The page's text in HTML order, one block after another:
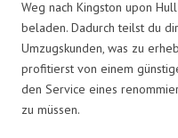
Weg nach Kingston upon
beladen. Dadurch teilst du
Umzugskunden, was zu
profitierst von einem
den Service eines
zu müssen.